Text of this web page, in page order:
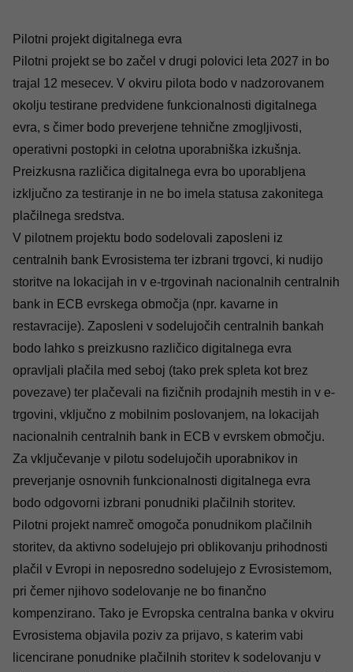
Pilotni projekt digitalnega evra
Pilotni projekt se bo začel v drugi polovici leta 2027 in bo
trajal 12 mesecev. V okviru pilota bodo v nadzorovanem
okolju testirane predvidene funkcionalnosti digitalnega
evra, s čimer bodo preverjene tehnične zmogljivosti,
operativni postopki in celotna uporabniška izkušnja.
Preizkusna različica digitalnega evra bo uporabljena
izključno za testiranje in ne bo imela statusa zakonitega
plačilnega sredstva.
V pilotnem projektu bodo sodelovali zaposleni iz
centralnih bank Evrosistema ter izbrani trgovci, ki nudijo
storitve na lokacijah in v e-trgovinah nacionalnih centralnih
bank in ECB evrskega območja (npr. kavarne in
restavracije). Zaposleni v sodelujočih centralnih bankah
bodo lahko s preizkusno različico digitalnega evra
opravljali plačila med seboj (tako prek spleta kot brez
povezave) ter plačevali na fizičnih prodajnih mestih in v e-
trgovini, vključno z mobilnim poslovanjem, na lokacijah
nacionalnih centralnih bank in ECB v evrskem območju.
Za vključevanje v pilotu sodelujočih uporabnikov in
preverjanje osnovnih funkcionalnosti digitalnega evra
bodo odgovorni izbrani ponudniki plačilnih storitev.
Pilotni projekt namreč omogoča ponudnikom plačilnih
storitev, da aktivno sodelujejo pri oblikovanju prihodnosti
plačil v Evropi in neposredno sodelujejo z Evrosistemom,
pri čemer njihovo sodelovanje ne bo finančno
kompenzirano. Tako je Evropska centralna banka v okviru
Evrosistema objavila poziv za prijavo, s katerim vabi
licencirane ponudnike plačilnih storitev k sodelovanju v